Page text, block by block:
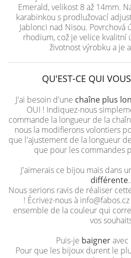
Emerald, velikost 8 až 14mm.
karabinkou s prodlužovací
Jablonci nad Nisou. Povrchová
rhodium, což je velice kvalitní
životnost výrobku a je
QU'EST-CE QUI
J'ai besoin d'une chaîne plus
OUI ! Indiquez-nous
commande la longueur de la
nous la modifierons volontiers
que l'ajustement de la longueur
que pour les commandes
J'aimerais ce bijou mais dans
différente
Nous serions ravis de réaliser
! Écrivez-nous à
ensemble de la couleur qui
vos
Puis-je baigneravec
Pour que les bijoux durent le